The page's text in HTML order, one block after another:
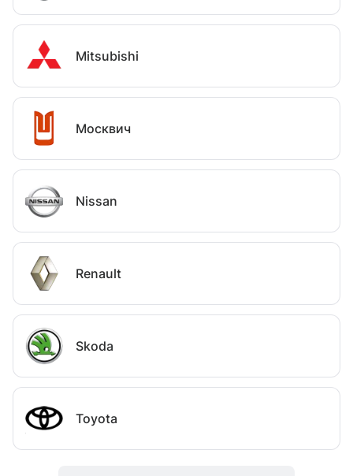
Mitsubishi
Москвич
Nissan
Renault
Skoda
Toyota